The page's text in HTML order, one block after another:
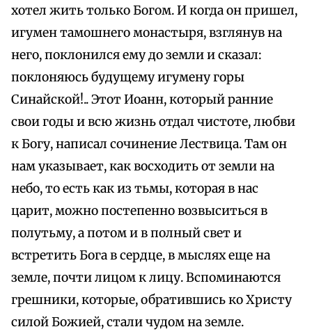
хотел жить только Богом. И когда он пришел,
игумен тамошнего монастыря, взглянув на
него, поклонился ему до земли и сказал:
поклоняюсь будущему игумену горы
Синайской!.. Этот Иоанн, который ранние
свои годы и всю жизнь отдал чистоте, любви
к Богу, написал сочинение Лествица. Там он
нам указывает, как восходить от земли на
небо, то есть как из тьмы, которая в нас
царит, можно постепенно возвыситься в
полутьму, а потом и в полный свет и
встретить Бога в сердце, в мыслях еще на
земле, почти лицом к лицу. Вспоминаются
грешники, которые, обратившись ко Христу
силой Божией, стали чудом на земле.